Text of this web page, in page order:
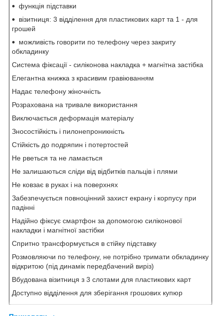
функція підставки
візитниця: 3 відділення для пластикових карт та 1 - для
грошей
можливість говорити по телефону через закриту
обкладинку
Система фіксації - силіконова накладка + магнітна застібка
Елегантна книжка з красивим гравіюванням
Надає телефону жіночність
Розрахована на тривале використання
Виключається деформацiя матеріалу
Зносостійкість і пилонепроникність
Стійкість до подряпин і потертостей
Не рветься та не ламається
Не залишаються сліди від відбитків пальців і плями
Не ковзає в руках і на поверхнях
Забезпечується повноцінний захист екрану і корпусу при
падінні
Надійно фіксує смартфон за допомогою силіконової
накладки і магнітної застібки
Спритно трансформується в стійку підставку
Розмовляючи по телефону, не потрібно тримати обкладинку
відкритою (під динамік передбачений виріз)
Вбудована візитниця з 3 слотами для пластикових карт
Доступно відділення для зберігання грошових купюр